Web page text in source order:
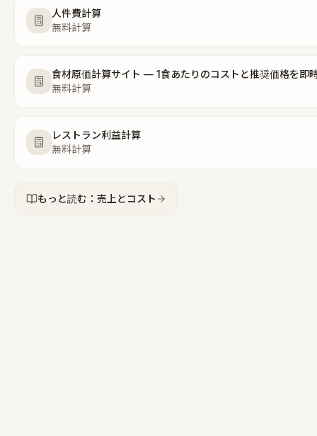
人件費計算
無料計算
食材原価計算サイト — 1食あたりのコストと推奨価格を即
無料計算
レストラン利益計算
無料計算
もっと読む：売上とコスト